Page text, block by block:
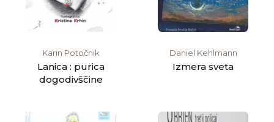
Karin Potočnik
Lanica : purica
dogodivščine
Daniel Kehlmann
Izmera sveta